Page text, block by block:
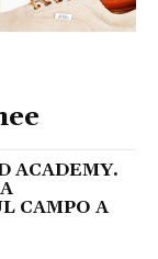
ACADEMY.
CAMPO A